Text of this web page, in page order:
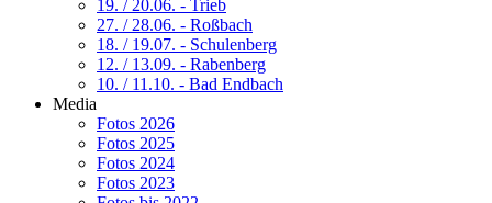
19. / 20.06. - Trieb
27. / 28.06. - Roßbach
18. / 19.07. - Schulenberg
12. / 13.09. - Rabenberg
10. / 11.10. - Bad Endbach
Media
Fotos 2026
Fotos 2025
Fotos 2024
Fotos 2023